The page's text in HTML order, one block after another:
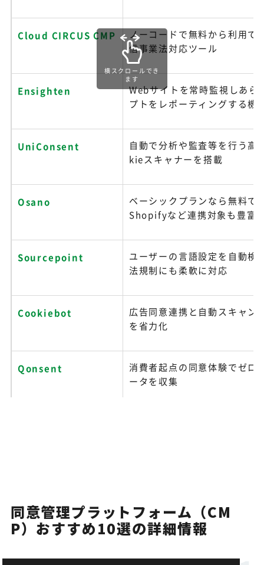
Cloud CIRCUS CMP
ノーコードで無料から利用で
信事業法対応ツール
Ensighten
Webサイトを常時監視しあら
プトをレポーティングする機
UniConsent
自動で分析や監査等を行う高
kieスキャナーを搭載
Osano
ベーシックプランなら無料で
Shopifyなど連携対象も豊富
Sourcepoint
ユーザーの言語設定を自動検
法規制にも柔軟に対応
Cookiebot
広告同意連携と自動スキャン
を省力化
Qonsent
消費者起点の同意体験でゼロ
ータを収集
横スクロールでき
ます
同意管理プラットフォーム（CM
P）おすすめ10選の詳細情報